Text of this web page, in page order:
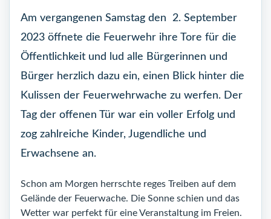
Am vergangenen Samstag den 2. September
2023 öffnete die Feuerwehr ihre Tore für die
Öffentlichkeit und lud alle Bürgerinnen und
Bürger herzlich dazu ein, einen Blick hinter die
Kulissen der Feuerwehrwache zu werfen. Der
Tag der offenen Tür war ein voller Erfolg und
zog zahlreiche Kinder, Jugendliche und
Erwachsene an.
Schon am Morgen herrschte reges Treiben auf dem
Gelände der Feuerwache. Die Sonne schien und das
Wetter war perfekt für eine Veranstaltung im Freien.